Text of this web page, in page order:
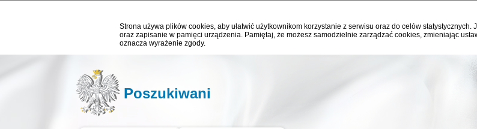
Strona używa plików cookies, aby ułatwić użytkownikom korzystanie z serwisu oraz do celów
oraz zapisanie w pamięci urządzenia. Pamiętaj, że możesz samodzielnie zarządzać cookies, zmieniając
oznacza wyrażenie zgody.
Poszukiwani